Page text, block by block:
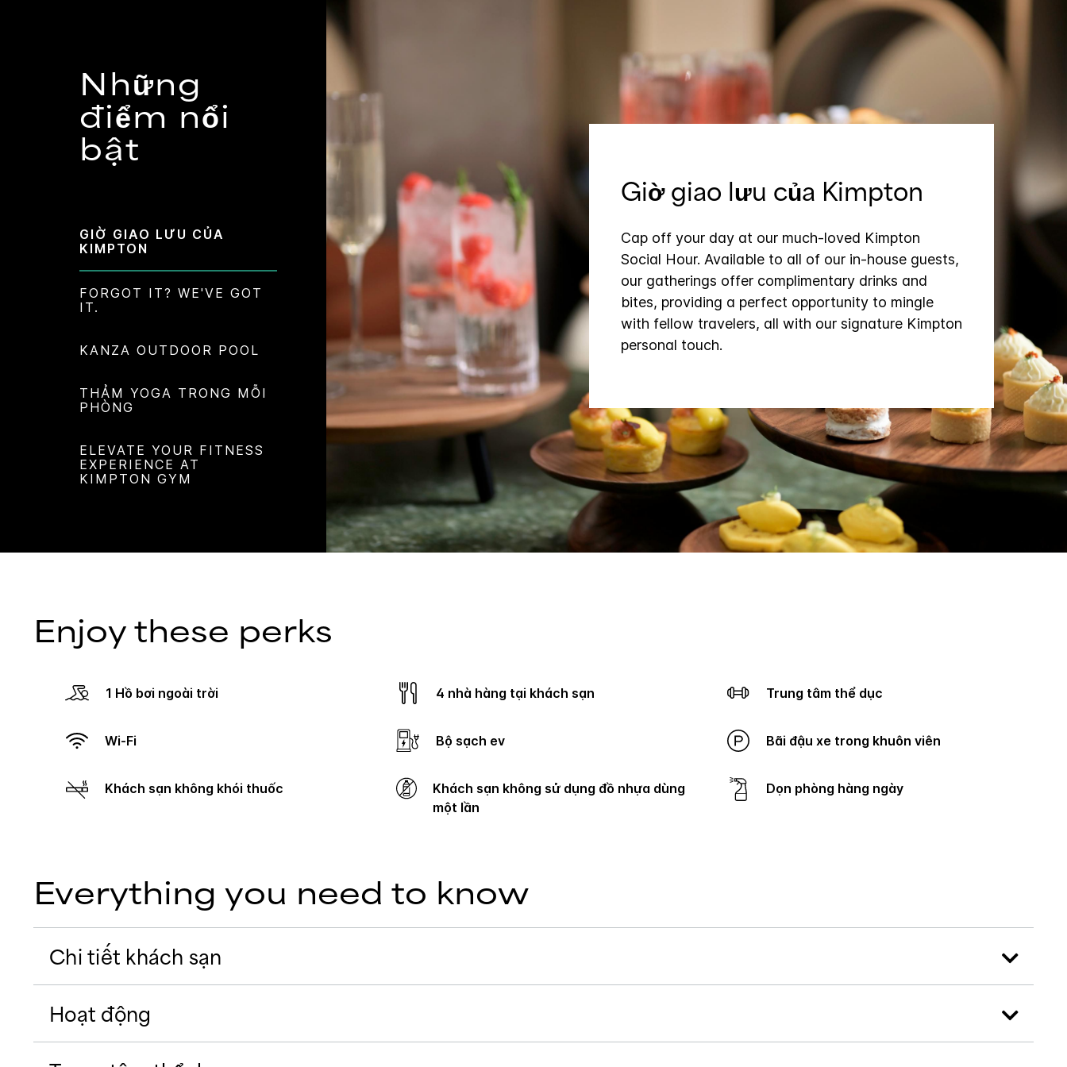
Những
điểm nổi
bật
GIỜ GIAO LƯU CỦA
KIMPTON
FORGOT IT? WE'VE GOT
IT.
KANZA OUTDOOR POOL
THẢM YOGA TRONG MỖI
PHÒNG
ELEVATE YOUR FITNESS
EXPERIENCE AT
KIMPTON GYM
Giờ giao lưu của Kimpton
Cap off your day at our much-loved Kimpton
Social Hour. Available to all of our in-house guests,
our gatherings offer complimentary drinks and
bites, providing a perfect opportunity to mingle
with fellow travelers, all with our signature Kimpton
personal touch.
Enjoy these perks
1 Hồ bơi ngoài trời 4 nhà hàng tại khách sạn Trung tâm thể dục
Wi-Fi Bộ sạch ev Bãi đậu xe trong khuôn viên
Khách sạn không khói thuốc
Khách sạn không sử dụng đồ nhựa dùng
một lần
Dọn phòng hàng ngày
Everything you need to know
Chi tiết khách sạn
Hoạt động